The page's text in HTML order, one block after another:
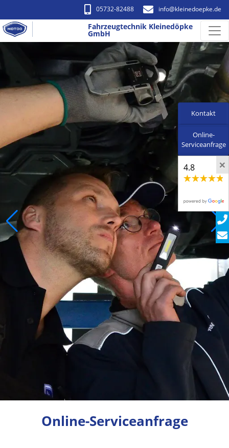
05732-82488 info​@kleinedoepke.de
Fahrzeugtechnik Kleinedöpke
GmbH
Online-Serviceanfrage
Kontakt
Online-
Serviceanfrage
×
4.8